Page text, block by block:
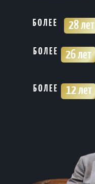
28 лет
БОЛЕЕ
26 лет
БОЛЕЕ
12 лет
БОЛЕЕ